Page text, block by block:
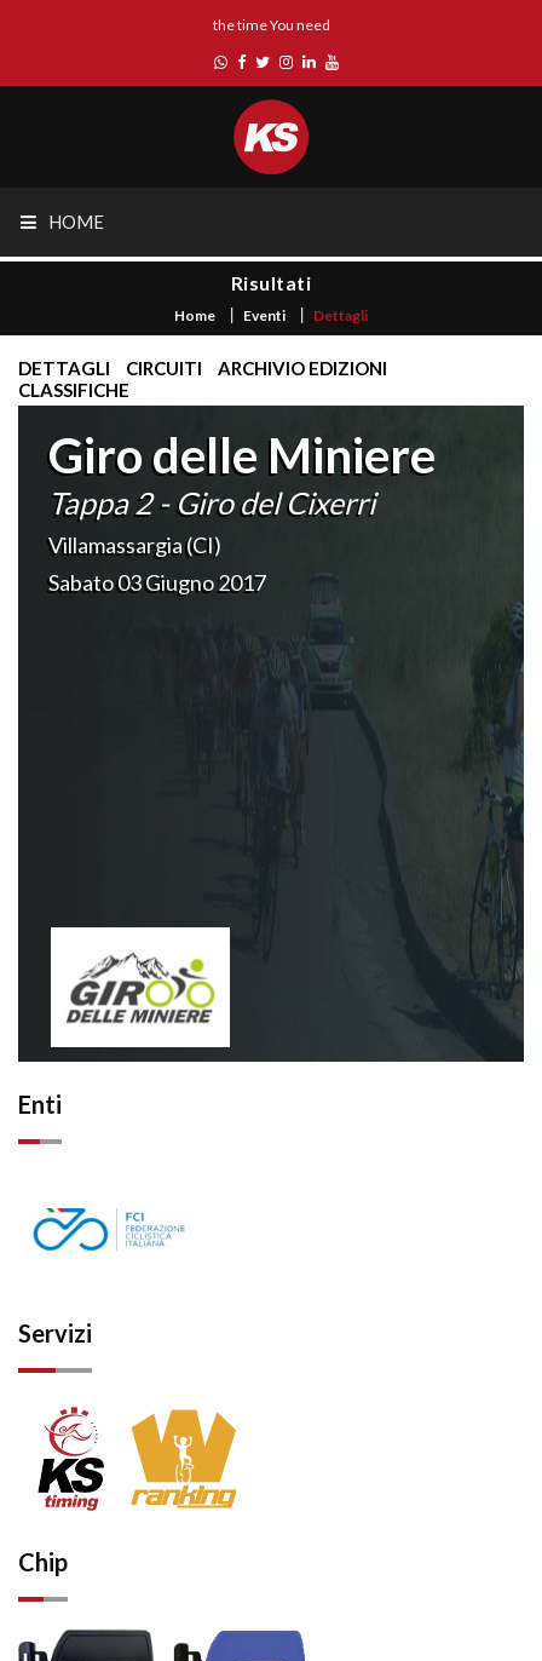
the time You need
HOME
Risultati
Home Eventi Dettagli
DETTAGLI CIRCUITI
ARCHIVIO EDIZIONI
CLASSIFICHE
Giro delle Miniere
Tappa 2 - Giro del Cixerri
Villamassargia (CI)
Sabato 03 Giugno 2017
Enti
Servizi
Chip